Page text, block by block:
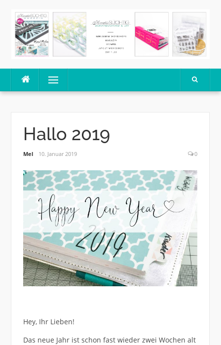
content
Menu
Hallo 2019
Mel 10. Januar 2019 0
Hey, Ihr Lieben!
Das neue Jahr ist schon fast wieder zwei Wochen alt